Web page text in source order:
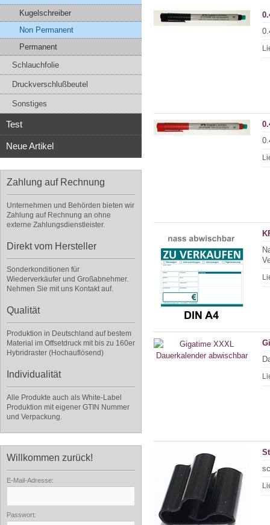
Kugelschreiber
Non Permanent
Permanent
Schlauchfolie
Druckverschlußbeutel
Sonstiges
Test
Neue Artikel
Zahlung auf Rechnung
Unternehmen und Behörden bieten wir
Zahlung auf Rechnung an ohne
externe Zahlungsdienstleister.
Direkt vom Hersteller
Sonderkonditionen für
Wiederverkäufer und Großabnehmer.
Nehmen Sie mit uns Kontakt auf.
Qualität
Produktion in Deutschland auf bestem
Material im Offsetdruck mit bis zu 160er
Hybridraster (Hochauflösend)
Individualität
Alle Produkte auch als White-Label
Produktion mit eigener GTIN Nummer
und Verpackung.
Willkommen zurück!
E-Mail-Adresse:
Passwort: